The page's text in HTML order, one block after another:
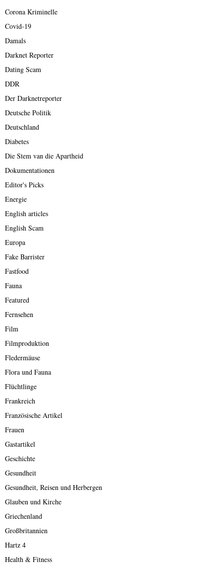
Corona Kriminelle
Covid-19
Damals
Darknet Reporter
Dating Scam
DDR
Der Darknetreporter
Deutsche Politik
Deutschland
Diabetes
Die Stem van die Apartheid
Dokumentationen
Editor's Picks
Energie
English articles
English Scam
Europa
Fake Barrister
Fastfood
Fauna
Featured
Fernsehen
Film
Filmproduktion
Fledermäuse
Flora und Fauna
Flüchtlinge
Frankreich
Französische Artikel
Frauen
Gastartikel
Geschichte
Gesundheit
Gesundheit, Reisen und Herbergen
Glauben und Kirche
Griechenland
Großbritannien
Hartz 4
Health & Fitness